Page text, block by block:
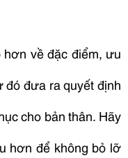
về đặc điểm, ưu
đưa ra quyết định
cho bản thân. Hãy
hơn để không bỏ lỡ